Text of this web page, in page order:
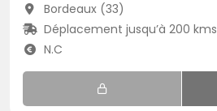
Bordeaux (33)
Déplacement jusqu’à 200 kms
N.C